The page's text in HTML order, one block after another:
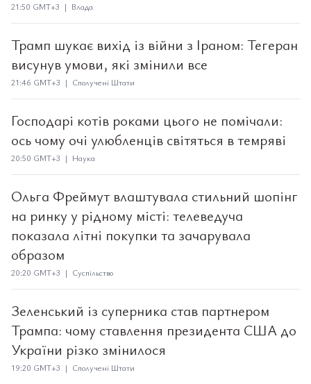
21:50 GMT+3 | Влада
Трамп шукає вихід із війни з Іраном: Тегеран
висунув умови, які змінили все
21:46 GMT+3 | Сполучені Штати
Господарі котів роками цього не помічали:
ось чому очі улюбленців світяться в темряві
20:50 GMT+3 | Наука
Ольга Фреймут влаштувала стильний шопінг
на ринку у рідному місті: телеведуча
показала літні покупки та зачарувала
образом
20:20 GMT+3 | Суспільство
Зеленський із суперника став партнером
Трампа: чому ставлення президента США до
України різко змінилося
19:20 GMT+3 | Сполучені Штати